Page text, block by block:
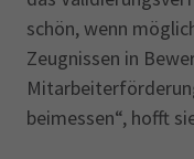
schön, wenn
Zeugnissen in
beimessen“, hofft